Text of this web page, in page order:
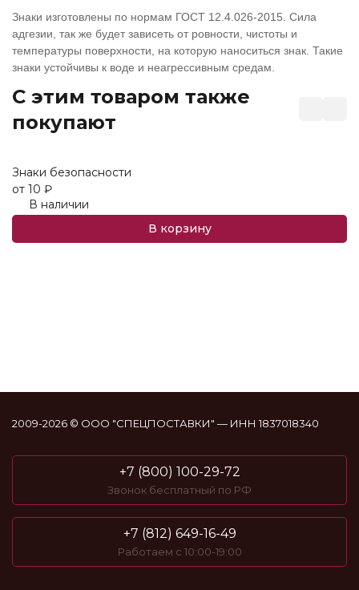
Знаки изготовлены по нормам ГОСТ 12.4.026-2015. Сила
адгезии, так же будет зависеть от ровности, чистоты и
температуры поверхности, на которую наноситься знак. Такие
знаки устойчивы к воде и неагрессивным средам.
C этим товаром также
покупают
Знаки безопасности
от 10 ₽
В наличии
В корзину
2009-2026 © ООО "СПЕЦПОСТАВКИ" — ИНН 1837018340
+7 (800) 100-29-72
Звонок бесплатный по РФ
+7 (812) 649-16-49
Работаем с 10:00-19:00